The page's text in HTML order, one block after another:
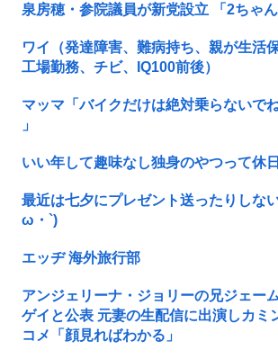
泉房穂・参院議員が新党設立 「2ちゃん
ワイ（発達障害、難病持ち、親が生活
工場勤務、チビ、IQ100前後）
マッマ「バイクだけは絶対乗らないで
」
いい年して趣味なし独身のやつって休
最近は七夕にプレゼント送ったりしない
ω・`)
エッヂ 海外旅行部
アンジェリーナ・ジョリーの兄ジェー
ゲイと公表 元妻の生配信に出演しカミ
コメ「顔見ればわかる」